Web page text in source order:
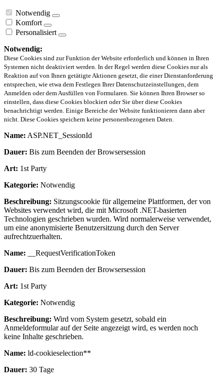
Notwendig
Komfort
Personalisiert
Notwendig:
Diese Cookies sind zur Funktion der Website erforderlich und können in Ihren
Systemen nicht deaktiviert werden. In der Regel werden diese Cookies nur als
Reaktion auf von Ihnen getätigte Aktionen gesetzt, die einer Dienstanforderung
entsprechen, wie etwa dem Festlegen Ihrer Datenschutzeinstellungen, dem
Anmelden oder dem Ausfüllen von Formularen. Sie können Ihren Browser so
einstellen, dass diese Cookies blockiert oder Sie über diese Cookies
benachrichtigt werden. Einige Bereiche der Website funktionieren dann aber
nicht. Diese Cookies speichern keine personenbezogenen Daten.
Name: ASP.NET_SessionId
Dauer: Bis zum Beenden der Browsersession
Art: 1st Party
Kategorie: Notwendig
Beschreibung: Sitzungscookie für allgemeine Plattformen, der von
Websites verwendet wird, die mit Microsoft .NET-basierten
Technologien geschrieben wurden. Wird normalerweise verwendet,
um eine anonymisierte Benutzersitzung durch den Server
aufrechtzuerhalten.
Name: __RequestVerificationToken
Dauer: Bis zum Beenden der Browsersession
Art: 1st Party
Kategorie: Notwendig
Beschreibung: Wird vom System gesetzt, sobald ein
Anmeldeformular auf der Seite angezeigt wird, es werden noch
keine Inhalte geschrieben.
Name: ld-cookieselection**
Dauer: 30 Tage